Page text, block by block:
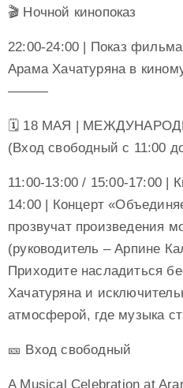
🎬 Ночной кинопоказ
22:00-24:00 | Показ
Арама Хачатуряна в
———
🗓 18 МАЯ |
(Вход свободный с 11:00
11:00-13:00 / 15:00-17:00 |
14:00 | Концерт
прозвучат произведения
(руководитель – Арпине
Приходите насладиться
Хачатуряна и
атмосферой, где музыка
🎫 Вход свободный
A Musical Celebration at